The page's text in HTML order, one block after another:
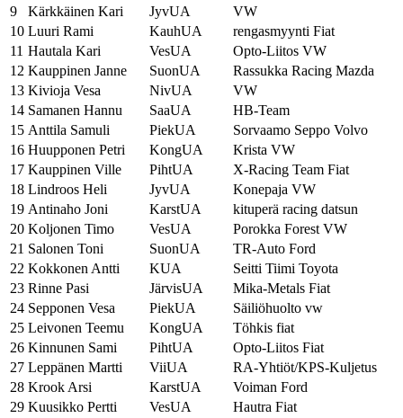
9
Kärkkäinen Kari JyvUA
VW
10 Luuri Rami KauhUA
rengasmyynti Fiat
11 Hautala Kari VesUA
Opto-Liitos VW
12 Kauppinen Janne SuonUA
Rassukka Racing Mazda
13 Kivioja Vesa NivUA
VW
14 Samanen Hannu SaaUA
HB-Team
15 Anttila Samuli PiekUA
Sorvaamo Seppo Volvo
16 Huupponen Petri KongUA
Krista VW
17 Kauppinen Ville PihtUA
X-Racing Team Fiat
18 Lindroos Heli JyvUA
Konepaja VW
19 Antinaho Joni KarstUA
kituperä racing datsun
20 Koljonen Timo VesUA
Porokka Forest VW
21 Salonen Toni SuonUA
TR-Auto Ford
22 Kokkonen Antti KUA
Seitti Tiimi Toyota
23 Rinne Pasi JärvisUA
Mika-Metals Fiat
24 Sepponen Vesa PiekUA
Säiliöhuolto vw
25 Leivonen Teemu KongUA
Töhkis fiat
26 Kinnunen Sami PihtUA
Opto-Liitos Fiat
27 Leppänen Martti ViiUA
RA-Yhtiöt/KPS-Kuljetus
28 Krook Arsi KarstUA
Voiman Ford
29 Kuusikko Pertti VesUA
Hautra Fiat